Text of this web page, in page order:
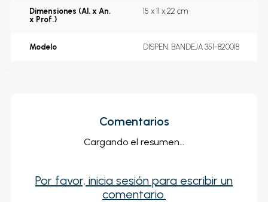
Dimensiones (Al. x An.
x Prof.)
15 x 11 x 22 cm
Modelo DISPEN. BANDEJA 351-820018
Comentarios
Cargando el resumen…
Por favor, inicia sesión para escribir un
comentario.